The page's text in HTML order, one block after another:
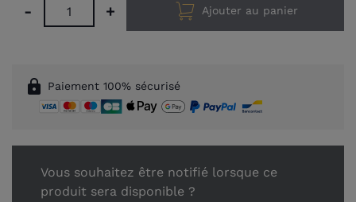
- + Ajouter au panier
lock Paiement 100% sécurisé
Vous souhaitez être notifié lorsque ce
produit sera disponible ?